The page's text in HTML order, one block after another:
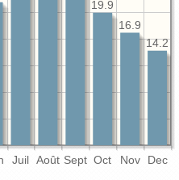
Juil Août Sept Oct Nov Dec
14.2
16.9
19.9